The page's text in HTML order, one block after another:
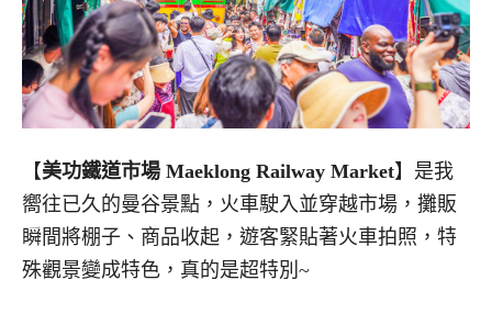
【美功鐵道市場 Maeklong Railway Market】是我
嚮往已久的曼谷景點，火車駛入並穿越市場，攤販
瞬間將棚子、商品收起，遊客緊貼著火車拍照，特
殊觀景變成特色，真的是超特別~